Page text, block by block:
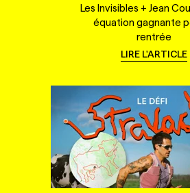
Les Invisibles + Jean
équation gagnante
rentrée
LIRE L'ARTICLE